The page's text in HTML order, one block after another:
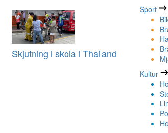
Skjutning i skola i Thailand
Sport
Kultur